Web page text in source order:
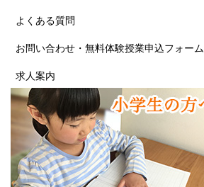
よくある質問
お問い合わせ・無料体験授業申込フォーム
求人案内